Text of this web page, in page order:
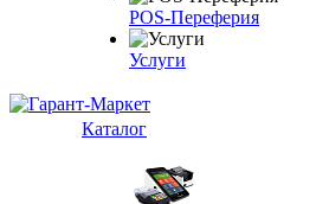
POS-Переферия
Услуги
Каталог